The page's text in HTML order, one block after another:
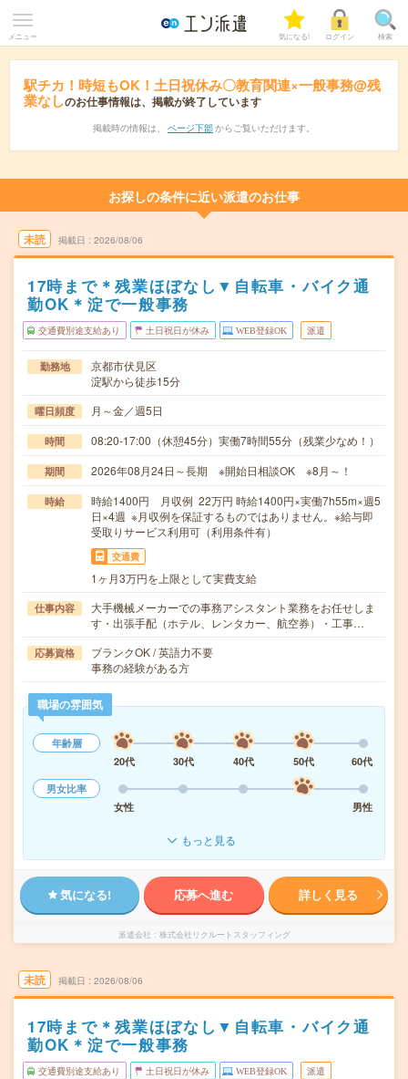
メニュー 気になる! ログイン 検索
駅チカ！時短もOK！土日祝休み〇教育関連×一般事務@残
業なしのお仕事情報は、掲載が終了しています
掲載時の情報は、 ページ下部 からご覧いただけます。
お探しの条件に近い派遣のお仕事
未読 掲載日 2026/08/06
17時まで＊残業ほぼなし▼自転車・バイク通
勤OK＊淀で一般事務
交通費別途支給あり 土日祝日が休み WEB登録OK 派遣
勤務地
京都市伏見区
淀駅から徒歩15分
曜日頻度 月～金／週5日
時間 08:20-17:00（休憩45分）実働7時間55分（残業少なめ！）
期間 2026年08月24日～長期 ※開始日相談OK ※8月～！
時給
時給1400円 月収例 22万円 時給1400円×実働7h55m×週5
日×4週 ※月収例を保証するものではありません。※給与即
受取りサービス利用可（利用条件有）
交通費
1ヶ月3万円を上限として実費支給
仕事内容
大手機械メーカーでの事務アシスタント業務をお任せしま
す・出張手配（ホテル、レンタカー、航空券）・工事…
応募資格
ブランクOK / 英語力不要
事務の経験がある方
職場の雰囲気
年齢層
20代
30代 40代 50代
60代
男女比率
女性
男性
もっと見る
気になる! 応募へ進む 詳しく見る
派遣会社 株式会社リクルートスタッフィング
未読 掲載日 2026/08/06
17時まで＊残業ほぼなし▼自転車・バイク通
勤OK＊淀で一般事務
交通費別途支給あり 土日祝日が休み WEB登録OK 派遣